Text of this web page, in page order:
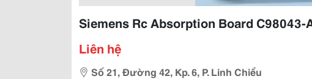
Siemens Rc Absorption Board C98043-
Liên hệ
Số 21, Đường 42, Kp. 6, P. Linh Chiểu